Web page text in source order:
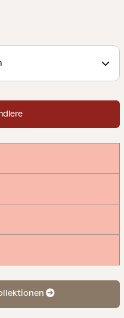
tre. Fås i en
en terrasse, du aldrig
serie uden for
design i
der ikke kun fanger
detaljer i armlænene